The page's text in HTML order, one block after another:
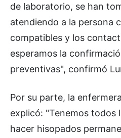
de laboratorio, se han
atendiendo a la persona
compatibles y los
esperamos la
preventivas", confirmó
Por su parte, la
explicó: "Tenemos todos
hacer hisopados